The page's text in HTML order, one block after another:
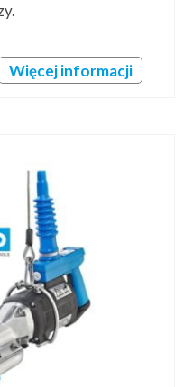
Więcej informacji